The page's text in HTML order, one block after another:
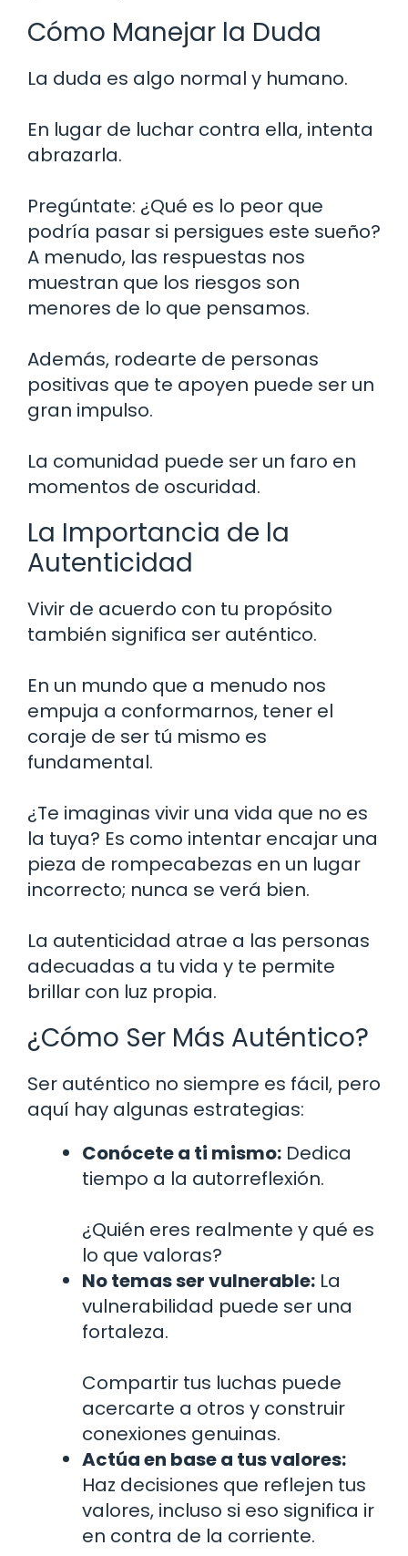
Cómo Manejar la Duda
La duda es algo normal y humano.
En lugar de luchar contra ella, intenta
abrazarla.
Pregúntate: ¿Qué es lo peor que
podría pasar si persigues este sueño?
A menudo, las respuestas nos
muestran que los riesgos son
menores de lo que pensamos.
Además, rodearte de personas
positivas que te apoyen puede ser un
gran impulso.
La comunidad puede ser un faro en
momentos de oscuridad.
La Importancia de la
Autenticidad
Vivir de acuerdo con tu propósito
también significa ser auténtico.
En un mundo que a menudo nos
empuja a conformarnos, tener el
coraje de ser tú mismo es
fundamental.
¿Te imaginas vivir una vida que no es
la tuya? Es como intentar encajar una
pieza de rompecabezas en un lugar
incorrecto; nunca se verá bien.
La autenticidad atrae a las personas
adecuadas a tu vida y te permite
brillar con luz propia.
¿Cómo Ser Más Auténtico?
Ser auténtico no siempre es fácil, pero
aquí hay algunas estrategias:
Conócete a ti mismo: Dedica
tiempo a la autorreflexión.
¿Quién eres realmente y qué es
lo que valoras?
No temas ser vulnerable: La
vulnerabilidad puede ser una
fortaleza.
Compartir tus luchas puede
acercarte a otros y construir
conexiones genuinas.
Actúa en base a tus valores:
Haz decisiones que reflejen tus
valores, incluso si eso significa ir
en contra de la corriente.